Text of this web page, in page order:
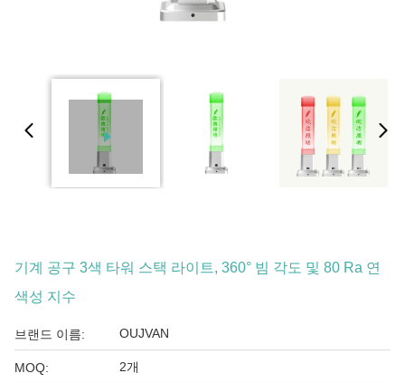
기계 공구 3색 타워 스택 라이트, 360° 빔 각도 및 80 Ra 연
색성 지수
브랜드 이름: OUJVAN
MOQ: 2개